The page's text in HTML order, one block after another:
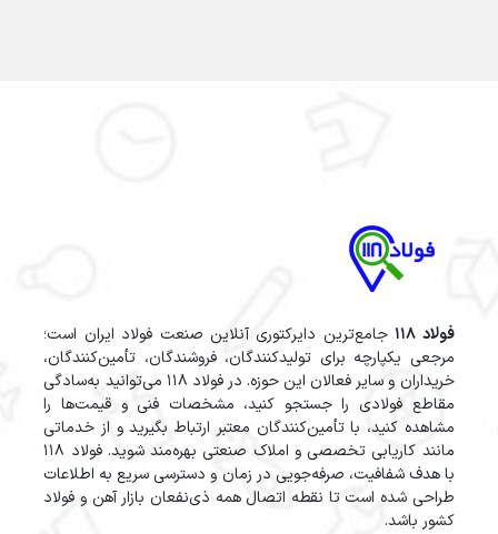
فولاد 118
جامع‌ترین دایرکتوری آنلاین صنعت فولاد ایران است؛
مرجعی یکپارچه برای تولیدکنندگان، فروشندگان، تأمین‌کنندگان،
خریداران و سایر فعالان این حوزه. در فولاد 118 می‌توانید به‌سادگی
مقاطع فولادی را جستجو کنید، مشخصات فنی و قیمت‌ها را
مشاهده کنید، با تأمین‌کنندگان معتبر ارتباط بگیرید و از خدماتی
مانند کاریابی تخصصی و املاک صنعتی بهره‌مند شوید. فولاد 118
با هدف شفافیت، صرفه‌جویی در زمان و دسترسی سریع به اطلاعات
طراحی شده است تا نقطه اتصال همه ذی‌نفعان بازار آهن و فولاد
کشور باشد.